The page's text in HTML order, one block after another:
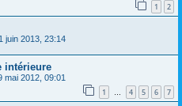
1 2
juin 2013, 23:14
intérieure
mai 2012, 09:01
1 … 4 5 6 7